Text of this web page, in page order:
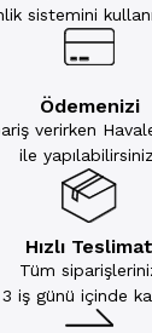
sistemini
Ödemenizi
verirken
ile
Hızlı Teslimat
Tüm
iş günü içinde